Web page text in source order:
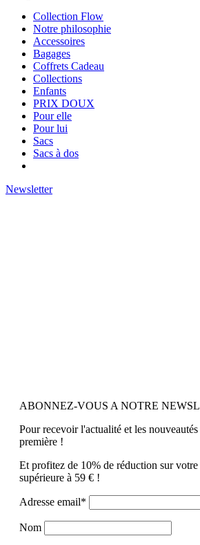
Collection Flow
Notre philosophie
Accessoires
Bagages
Coffrets Cadeau
Collections
Enfants
PRIX DOUX
Pour elle
Pour lui
Sacs
Sacs à dos
Newsletter
ABONNEZ-VOUS A NOTRE
Pour recevoir l'actualité et les
première !
Et profitez de 10% de réduction sur votre
supérieure à 59 € !
Adresse email*
Nom